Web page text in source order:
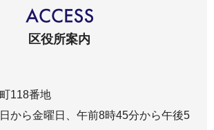
区役所案内
118番地
から金曜日、午前8時45分から午後5